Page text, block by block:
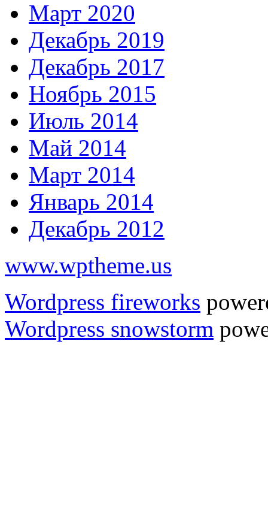
Март 2020
Декабрь 2019
Декабрь 2017
Ноябрь 2015
Июль 2014
Май 2014
Март 2014
Январь 2014
Декабрь 2012
www.wptheme.us
Wordpress fireworks
Wordpress snowstorm